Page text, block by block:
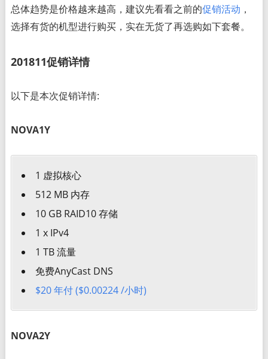
总体趋势是价格越来越高，建议先看看之前的促销活动 ，
选择有货的机型进行购买，实在无货了再选购如下套餐。
201811促销详情
以下是本次促销详情:
NOVA1Y
1 虚拟核心
512 MB 内存
10 GB RAID10 存储
1 x IPv4
1 TB 流量
免费AnyCast DNS
$20 年付 ($0.00224 /小时)
NOVA2Y